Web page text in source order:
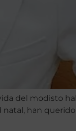
del modisto
han querido